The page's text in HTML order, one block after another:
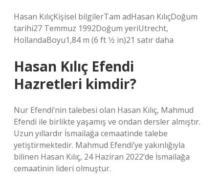
Hasan KılıçKişisel bilgilerTam adHasan KılıçDoğum
tarihi27 Temmuz 1992Doğum yeriUtrecht,
HollandaBoyu1,84 m (6 ft 1⁄2 in)21 satır daha
Hasan Kılıç Efendi
Hazretleri kimdir?
Nur Efendi’nin talebesi olan Hasan Kılıç, Mahmud
Efendi ile birlikte yaşamış ve ondan dersler almıştır.
Uzun yıllardır İsmailağa cemaatinde talebe
yetiştirmektedir. Mahmud Efendi’ye yakınlığıyla
bilinen Hasan Kılıç, 24 Haziran 2022’de İsmailağa
cemaatinin lideri olmuştur.